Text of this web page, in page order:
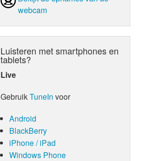
webcam
Luisteren met smartphones en
tablets?
Live
GebruikTuneIn voor
Android
BlackBerry
iPhone / iPad
Windows Phone